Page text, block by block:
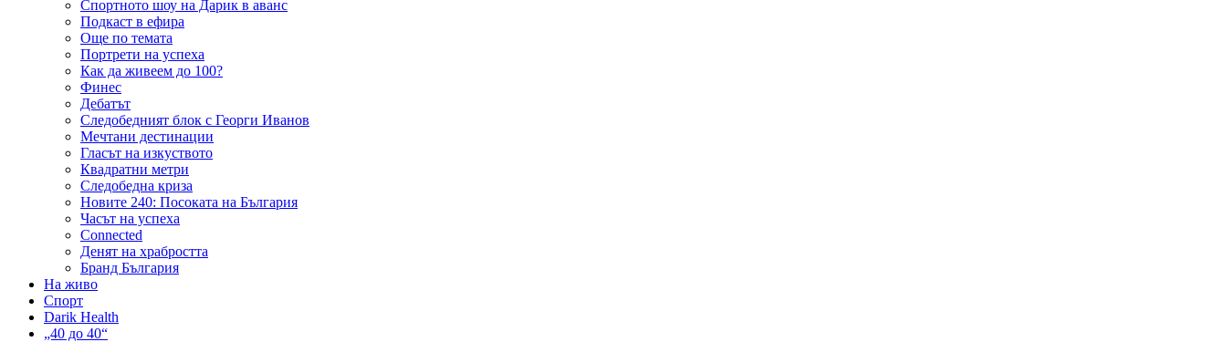
Спортното шоу на Дарик в аванс
Подкаст в ефира
Още по темата
Портрети на успеха
Как да живеем до 100?
Финес
Дебатът
Следобедният блок с Георги Иванов
Мечтани дестинации
Гласът на изкуството
Квадратни метри
Следобедна криза
Новите 240: Посоката на България
Часът на успеха
Connected
Денят на храбростта
Бранд България
На живо
Спорт
Darik Health
„40 до 40“